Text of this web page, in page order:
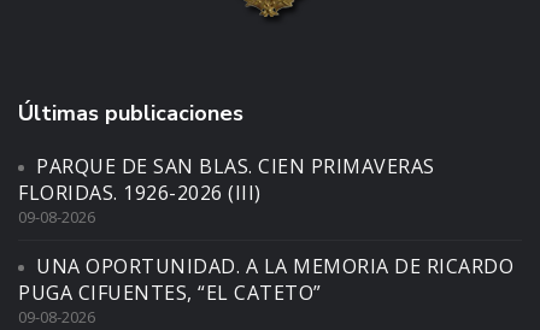
Últimas publicaciones
PARQUE DE SAN BLAS. CIEN PRIMAVERAS
FLORIDAS. 1926-2026 (III)
09-08-2026
UNA OPORTUNIDAD. A LA MEMORIA DE RICARDO
PUGA CIFUENTES, “EL CATETO”
09-08-2026